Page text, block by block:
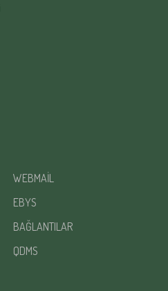
WEBMAİL
EBYS
BAĞLANTILAR
QDMS